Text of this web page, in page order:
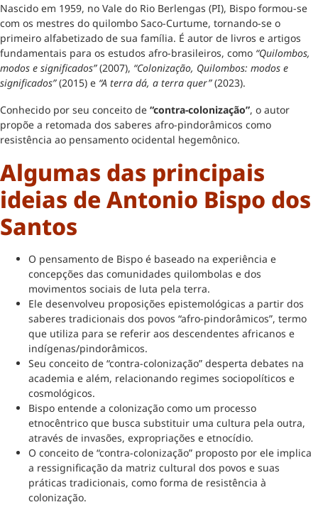
Nascido em 1959, no Vale do Rio Berlengas (PI), Bispo formou-se
com os mestres do quilombo Saco-Curtume, tornando-se o
primeiro alfabetizado de sua família. É autor de livros e artigos
fundamentais para os estudos afro-brasileiros, como “Quilombos,
modos e significados”(2007), “Colonização, Quilombos: modos e
significados”(2015) e “A terra dá, a terra quer”(2023).
Conhecido por seu conceito de “contra-colonização”, o autor
propõe a retomada dos saberes afro-pindorâmicos como
resistência ao pensamento ocidental hegemônico.
Algumas das principais
ideias de Antonio Bispo dos
Santos
O pensamento de Bispo é baseado na experiência e
concepções das comunidades quilombolas e dos
movimentos sociais de luta pela terra.
Ele desenvolveu proposições epistemológicas a partir dos
saberes tradicionais dos povos “afro-pindorâmicos”, termo
que utiliza para se referir aos descendentes africanos e
indígenas/pindorâmicos.
Seu conceito de “contra-colonização” desperta debates na
academia e além, relacionando regimes sociopolíticos e
cosmológicos.
Bispo entende a colonização como um processo
etnocêntrico que busca substituir uma cultura pela outra,
através de invasões, expropriações e etnocídio.
O conceito de “contra-colonização” proposto por ele implica
a ressignificação da matriz cultural dos povos e suas
práticas tradicionais, como forma de resistência à
colonização.